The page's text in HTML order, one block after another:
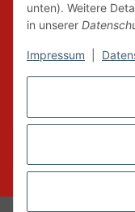
unten). Weitere
in unserer
Impressum
FAIRCOMMERCE
Wir sind seit
* Alle Preise inkl.